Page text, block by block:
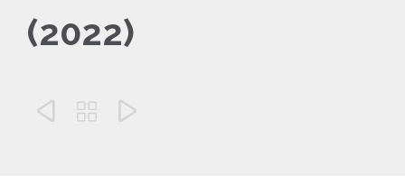
(2022)
  